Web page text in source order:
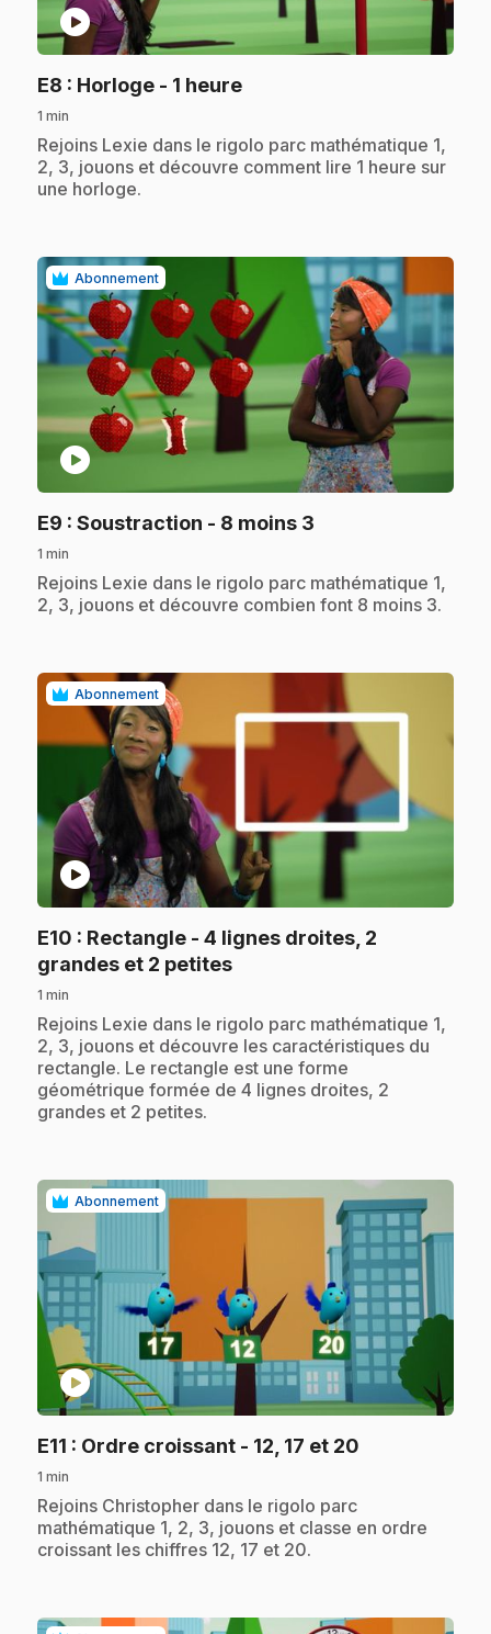
play_circle
E8 : Horloge - 1 heure.
1 min
.Rejoins Lexie dans le rigolo parc mathématique 1,
2, 3, jouons et découvre comment lire 1 heure sur
une horloge.
Abonnement
play_circle
E9 : Soustraction - 8 moins 3
1 min
.Rejoins Lexie dans le rigolo parc mathématique 1,
2, 3, jouons et découvre combien font 8 moins 3.
Abonnement
play_circle
E10 : Rectangle - 4 lignes droites, 2
grandes et 2 petites.
1 min
.Rejoins Lexie dans le rigolo parc mathématique 1,
2, 3, jouons et découvre les caractéristiques du
rectangle. Le rectangle est une forme
géométrique formée de 4 lignes droites, 2
grandes et 2 petites.
Abonnement
play_circle
E11 : Ordre croissant - 12, 17 et 20
1 min
.Rejoins Christopher dans le rigolo parc
mathématique 1, 2, 3, jouons et classe en ordre
croissant les chiffres 12, 17 et 20.